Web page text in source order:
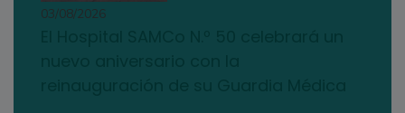
03/08/2026